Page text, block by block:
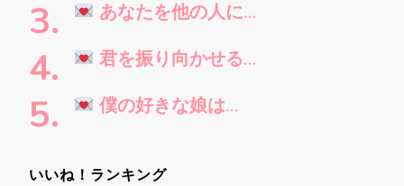
?
あなたを他の人に…
君を振り向かせる…
僕の好きな娘は…
いいね！ランキング